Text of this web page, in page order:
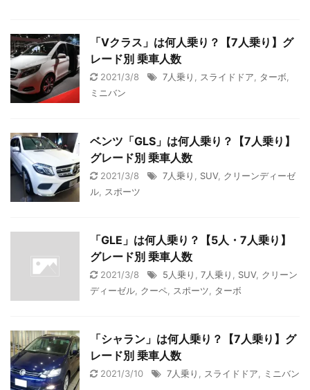
「Vクラス」は何人乗り？【7人乗り】グ
レード別 乗車人数
2021/3/8 7人乗り スライドドア ターボ
ミニバン
ベンツ「GLS」は何人乗り？【7人乗り】
グレード別 乗車人数
2021/3/8 7人乗り SUV, クリーンディーゼ
ル
スポーツ
「GLE」は何人乗り？【5人・7人乗り】
グレード別 乗車人数
2021/3/8 5人乗り 7人乗り SUV, クリーン
ディーゼル クーペ スポーツ ターボ
「シャラン」は何人乗り？【7人乗り】グ
レード別 乗車人数
2021/3/10 7人乗り スライドドア ミニバン